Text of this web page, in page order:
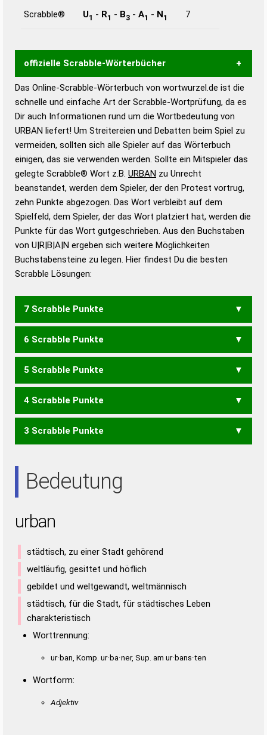
Scrabble® U1 - R1 - B3 - A1 - N1 7
offizielle Scrabble-Wörterbücher
Wortwurzel liefert mit Hilfe eines semantischen
Wortanalyse-Algorithmus gute Anhaltspunkte zu
Wortbedeutung, Worttrennung und Wortform, um die
Gültigkeit eines Wortes für das Scrabble-Spiel zu
bestimmen!
zugelassene Turnier Scrabble-
Wörterbücher sind:
Duden – Standardwerk in 12 Bänden
Duden – Richtiges und gutes
Deutsch
Duden – Die deutsche Grammatik
Duden – Deutsches
Das Online-Scrabble-Wörterbuch von wortwurzel.de ist die
schnelle und einfache Art der Scrabble-Wortprüfung, da es
Dir auch Informationen rund um die Wortbedeutung von
URBAN liefert! Um Streitereien und Debatten beim Spiel zu
vermeiden, sollten sich alle Spieler auf das Wörterbuch
einigen, das sie verwenden werden. Sollte ein Mitspieler das
gelegte Scrabble® Wort z.B. URBAN zu Unrecht
beanstandet, werden dem Spieler, der den Protest vortrug,
zehn Punkte abgezogen. Das Wort verbleibt auf dem
Spielfeld, dem Spieler, der das Wort platziert hat, werden die
Punkte für das Wort gutgeschrieben. Aus den Buchstaben
von U|R|B|A|N ergeben sich weitere Möglichkeiten
Buchstabensteine zu legen. Hier findest Du die besten
Scrabble Lösungen:
7 Scrabble Punkte
BRAUN UNBAR
6 Scrabble Punkte
BARN BRAU NARB NUBA
5 Scrabble Punkte
BAR BAU
4 Scrabble Punkte
RAUN URAN
3 Scrabble Punkte
Bedeutung
urban
städtisch, zu einer Stadt gehörend
weltläufig, gesittet und höflich
gebildet und weltgewandt, weltmännisch
städtisch, für die Stadt, für städtisches Leben
charakteristisch
Worttrennung:
ur·ban, Komp. ur·ba·ner, Sup. am ur·bans·ten
Wortform:
Adjektiv